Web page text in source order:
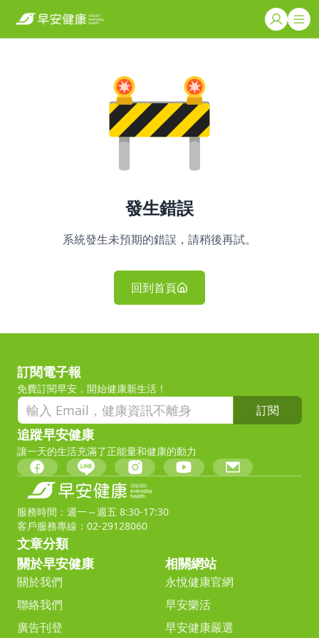
發生錯誤
系統發生未預期的錯誤，請稍後再試。
回到首頁
訂閱電子報
免費訂閱早安，開始健康新生活！
訂閱
追蹤早安健康
讓一天的生活充滿了正能量和健康的動力
服務時間：週一～週五 8:30-17:30
客戶服務專線：02-29128060
文章分類
關於早安健康
關於我們
聯絡我們
廣告刊登
相關網站
永悅健康官網
早安樂活
早安健康嚴選